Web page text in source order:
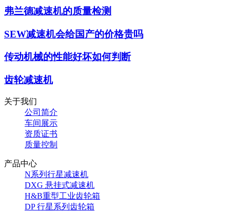
弗兰德减速机的质量检测
SEW减速机会给国产的价格贵吗
传动机械的性能好坏如何判断
齿轮减速机
关于我们
公司简介
车间展示
资质证书
质量控制
产品中心
N系列行星减速机
DXG 悬挂式减速机
H&B重型工业齿轮箱
DP 行星系列齿轮箱